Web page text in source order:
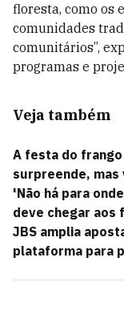
floresta, como os
comunidades
comunitários”,
programas e
Veja também
A festa do frango
surpreende,
'Não há para
deve chegar aos
JBS amplia
plataforma para